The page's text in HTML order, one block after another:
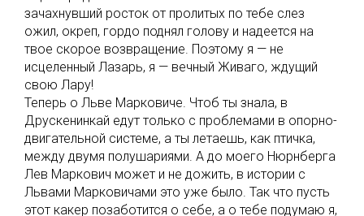
зачахнувший росток от пролитых по тебе слез
ожил, окреп, гордо поднял голову и надеется на
твое скорое возвращение. Поэтому я — не
исцеленный Лазарь, я — вечный Живаго, ждущий
свою Лару!
Теперь о Льве Марковиче. Чтоб ты знала, в
Друскенинкай едут только с проблемами в опорно-
двигательной системе, а ты летаешь, как птичка,
между двумя полушариями. А до моего Нюрнберга
Лев Маркович может и не дожить, в истории с
Львами Марковичами это уже было. Так что пусть
этот какер позаботится о себе, а о тебе подумаю я,